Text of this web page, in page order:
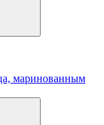
маринованным